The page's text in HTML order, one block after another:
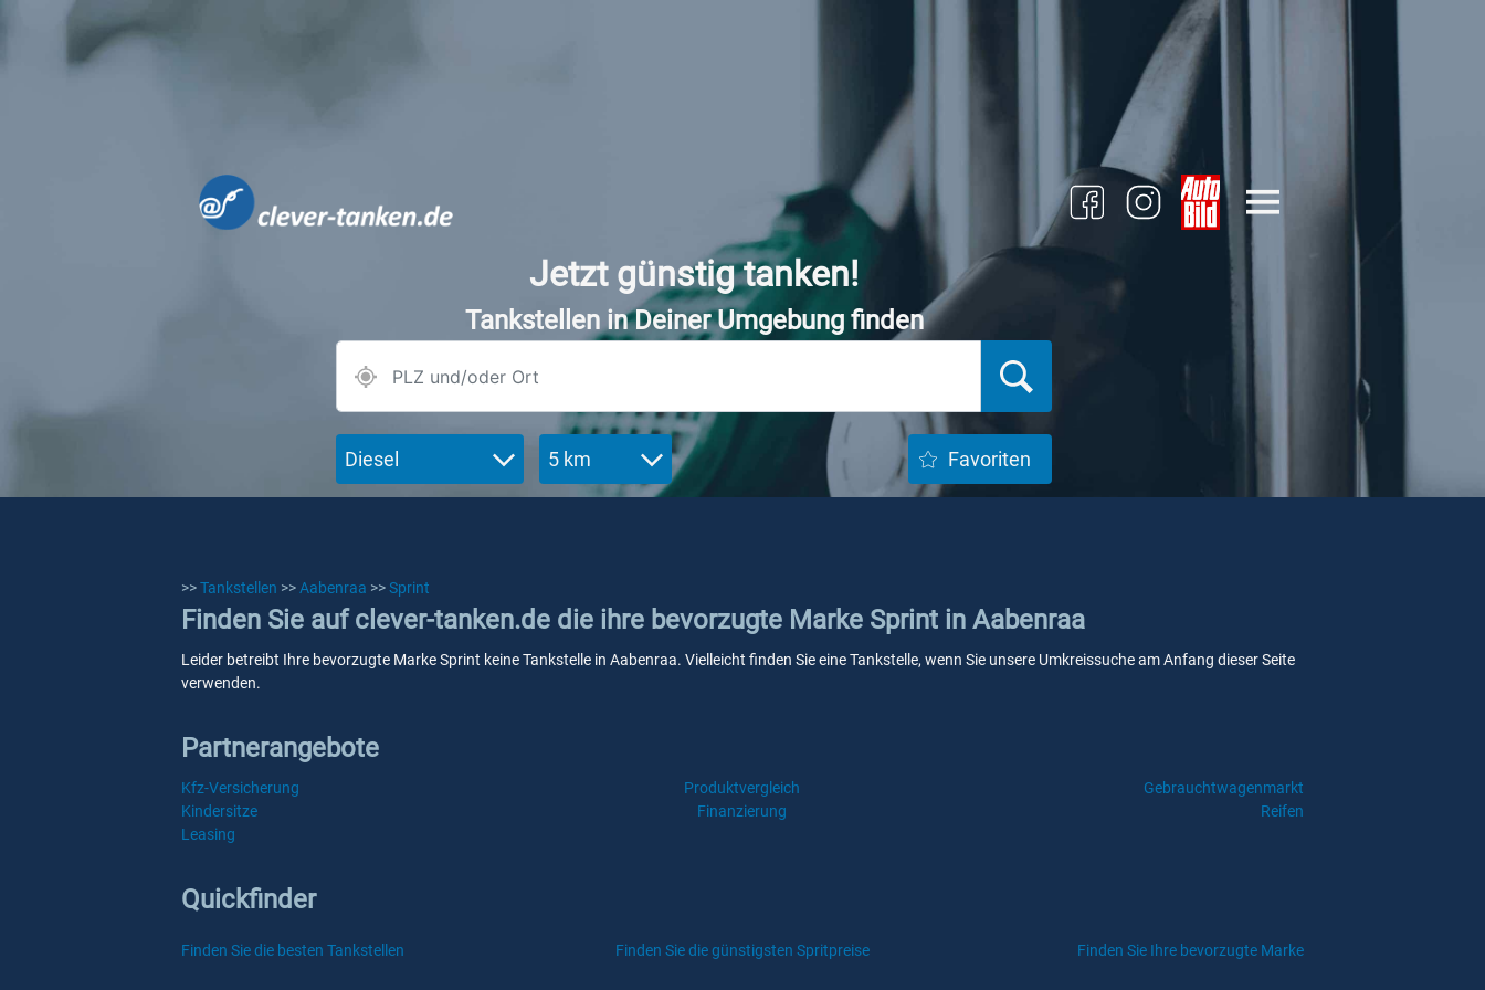
Jetzt günstig tanken!
Tankstellen in Deiner Umgebung finden
Diesel 5 km Favoriten
>>Tankstellen >>Aabenraa >>Sprint
Finden Sie auf clever-tanken.de die ihre bevorzugte Marke Sprint in Aabenraa
Leider betreibt Ihre bevorzugte Marke Sprint keine Tankstelle in Aabenraa. Vielleicht finden Sie eine Tankstelle, wenn Sie unsere Umkreissuche am Anfang dieser Seite
verwenden.
Partnerangebote
Kfz-Versicherung Produktvergleich
Gebrauchtwagenmarkt
Kindersitze
Finanzierung
Reifen
Leasing
Quickfinder
Finden Sie die besten Tankstellen Finden Sie die günstigsten Spritpreise Finden Sie Ihre bevorzugte Marke